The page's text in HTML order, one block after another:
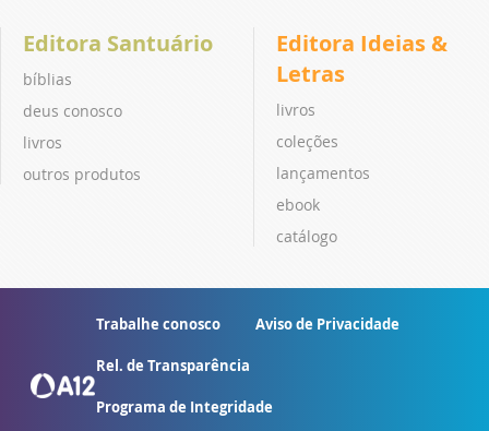
Editora Santuário
bíblias
deus conosco
livros
outros produtos
Editora Ideias &
Letras
livros
coleções
lançamentos
ebook
catálogo
Trabalhe conosco Aviso de Privacidade
Rel. de Transparência
Programa de Integridade